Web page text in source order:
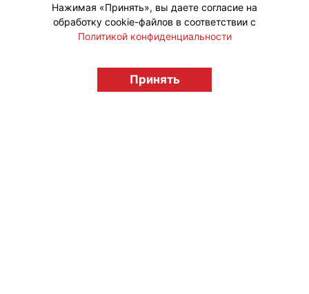
licensingrussia.ru, 2009-2026 12+
Нажимая «Принять», вы даете согласие на
обработку cookie-файлов в соответствии с
Политикой конфиденциальности
Принять